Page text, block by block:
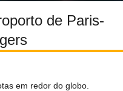
de Paris-
em redor do globo.